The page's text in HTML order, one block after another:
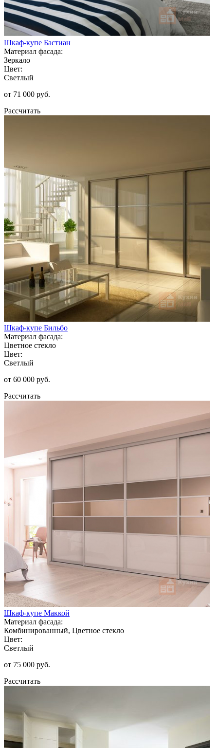
Шкаф-купе Бастиан
Материал фасада:
Зеркало
Цвет:
Светлый
от 71 000 руб.
Рассчитать
Шкаф-купе Бильбо
Материал фасада:
Цветное стекло
Цвет:
Светлый
от 60 000 руб.
Рассчитать
Шкаф-купе Маккой
Материал фасада:
Комбинированный, Цветное стекло
Цвет:
Светлый
от 75 000 руб.
Рассчитать